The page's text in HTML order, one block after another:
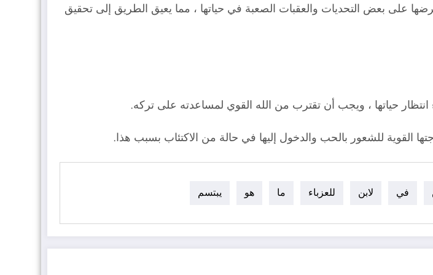
على بعض التحديات والعقبات الصعبة في حياتها ، مما يعيق الطريق إلى تحقيق
حياتها ، ويجب أن تقترب من الله القوي لمساعدته على تركه.
القوية للشعور بالحب والدخول إليها في حالة من الاكتئاب بسبب هذا.
في لابن للعزباء ما هو يبتسم